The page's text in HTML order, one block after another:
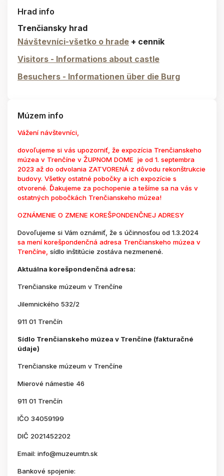
Hrad info
Trenčiansky hrad
Návštevníci-všetko o hrade + cennik
Visitors - Informations about castle
Besuchers - Informationen über die Burg
Múzem info
Vážení návštevníci,
dovoľujeme si vás upozorniť, že expozícia Trenčianskeho
múzea v Trenčíne v ŽUPNOM DOME je od 1. septembra
2023 až do odvolania ZATVORENÁ z dôvodu rekonštrukcie
budovy. Všetky ostatné pobočky a ich expozície s
otvorené. Ďakujeme za pochopenie a tešíme sa na vás v
ostatných pobočkách Trenčianskeho múzea!
OZNÁMENIE O ZMENE KOREŠPONDENČNEJ ADRESY
Dovoľujeme si Vám oznámiť, že s účinnosťou od 1.3.2024
sa mení korešpondenčná adresa Trenčianskeho múzea v
Trenčíne, sídlo inštitúcie zostáva nezmenené.
Aktuálna korešpondenčná adresa:
Trenčianske múzeum v Trenčíne
Jilemnického 532/2
911 01 Trenčín
Sídlo Trenčianskeho múzea v Trenčíne (fakturačné
údaje)
Trenčianske múzeum v Trenčíne
Mierové námestie 46
911 01 Trenčín
IČO 34059199
DIČ 2021452202
Email: info@muzeumtn.sk
Bankové spojenie: